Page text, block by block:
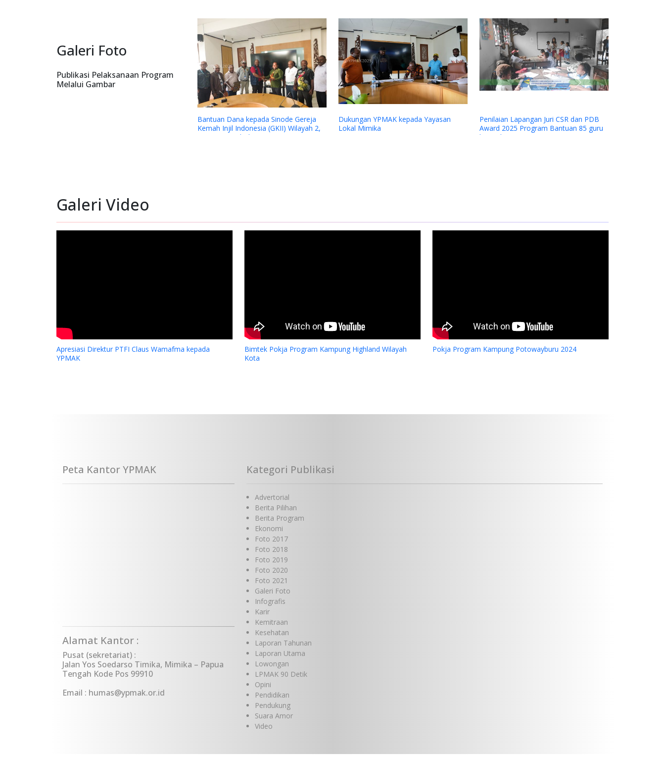
Galeri Foto
Publikasi Pelaksanaan Program
Melalui Gambar
Penilaian Lapangan Juri CSR dan PDB
Award 2025 Program Bantuan 85 guru
kontrak
Previous Next
Galeri Video
Apresiasi Direktur PTFI Claus Wamafma kepada
YPMAK
Bimtek Pokja Program Kampung Highland Wilayah
Kota
Pokja Program Kampung Potowayburu 2024
Peta Kantor YPMAK
Alamat Kantor :
Pusat (sekretariat) :
Jalan Yos Soedarso Timika, Mimika – Papua
Tengah Kode Pos 99910
Email : humas@ypmak.or.id
Kategori Publikasi
Advertorial
Berita Pilihan
Berita Program
Ekonomi
Foto 2017
Foto 2018
Foto 2019
Foto 2020
Foto 2021
Galeri Foto
Infografis
Karir
Kemitraan
Kesehatan
Laporan Tahunan
Laporan Utama
Lowongan
LPMAK 90 Detik
Opini
Pendidikan
Pendukung
Suara Amor
Video